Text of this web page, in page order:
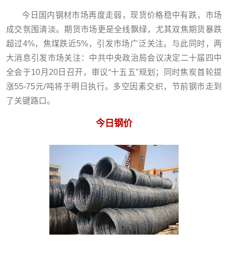
今日国内钢材市场再度走弱，现货价格稳中有跌，市场
成交氛围清淡。期货市场更是全线飘绿，尤其双焦期货暴跌
超过4%，焦煤跌近5%，引发市场广泛关注。 与此同时，两
大消息引发市场关注：中共中央政治局会议决定二十届四中
全会于10月20日召开，审议“十五五”规划；同时焦炭首轮提
涨55-75元/吨将于明日执行。多空因素交织，节前钢市走到
了关键路口。
今日钢价